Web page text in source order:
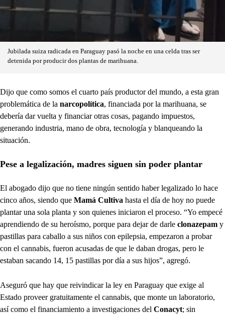
Jubilada suiza radicada en Paraguay pasó la noche en una celda tras ser
detenida por producir dos plantas de marihuana.
Dijo que como somos el cuarto país productor del mundo, a esta gran
problemática de la narcopolítica, financiada por la marihuana, se
debería dar vuelta y financiar otras cosas, pagando impuestos,
generando industria, mano de obra, tecnología y blanqueando la
situación.
Pese a legalización, madres siguen sin poder plantar
El abogado dijo que no tiene ningún sentido haber legalizado lo hace
cinco años, siendo que Mamá Cultiva hasta el día de hoy no puede
plantar una sola planta y son quienes iniciaron el proceso. “Yo empecé
aprendiendo de su heroísmo, porque para dejar de darle clonazepam y
pastillas para caballo a sus niños con epilepsia, empezaron a probar
con el cannabis, fueron acusadas de que le daban drogas, pero le
estaban sacando 14, 15 pastillas por día a sus hijos”, agregó.
Aseguró que hay que reivindicar la ley en Paraguay que exige al
Estado proveer gratuitamente el cannabis, que monte un laboratorio,
así como el financiamiento a investigaciones del Conacyt; sin